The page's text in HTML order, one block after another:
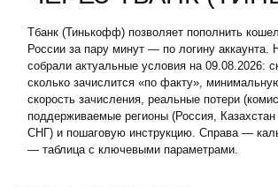
Тбанк (Тинькофф) позволяет пополнить
России за пару минут — по логину аккаунта.
собрали актуальные условия на 09.08.2026:
сколько зачислится «по факту»,
скорость зачисления, реальные потери
поддерживаемые регионы (Россия,
СНГ) и пошаговую инструкцию. Справа —
— таблица с ключевыми параметрами.